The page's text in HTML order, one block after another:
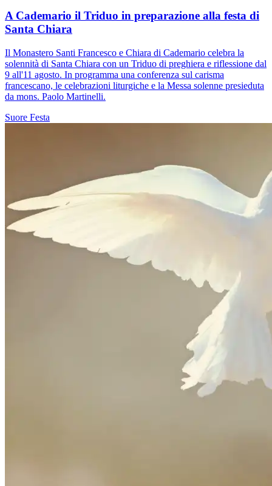
A Cademario il Triduo in preparazione alla festa di
Santa Chiara
Il Monastero Santi Francesco e Chiara di Cademario celebra la
solennità di Santa Chiara con un Triduo di preghiera e riflessione dal
9 all'11 agosto. In programma una conferenza sul carisma
francescano, le celebrazioni liturgiche e la Messa solenne presieduta
da mons. Paolo Martinelli.
Suore Festa